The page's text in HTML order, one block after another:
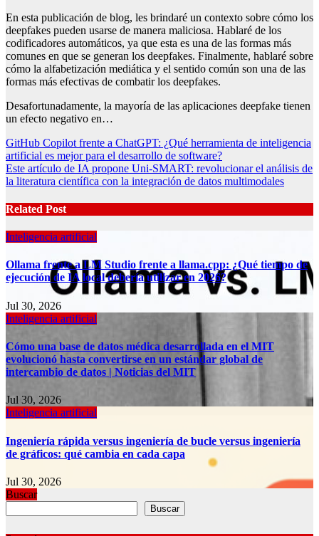
En esta publicación de blog, les brindaré un contexto sobre cómo los
deepfakes pueden usarse de manera maliciosa. Hablaré de los
codificadores automáticos, ya que esta es una de las formas más
comunes en que se generan los deepfakes. Finalmente, hablaré sobre
cómo la alfabetización mediática y el sentido común son una de las
formas más efectivas de combatir los deepfakes.
Desafortunadamente, la mayoría de las aplicaciones deepfake tienen
un efecto negativo en…
Post
navigation
GitHub Copilot frente a ChatGPT: ¿Qué herramienta de inteligencia
artificial es mejor para el desarrollo de software?
Este artículo de IA propone Uni-SMART: revolucionar el análisis de
la literatura científica con la integración de datos multimodales
Related Post
Inteligencia artificial
Ollama frente a LM Studio frente a llama.cpp: ¿Qué tiempo de
ejecución de IA local debería utilizar en 2026?
Jul 30, 2026
Inteligencia artificial
Cómo una base de datos médica desarrollada en el MIT
evolucionó hasta convertirse en un estándar global de
intercambio de datos | Noticias del MIT
Jul 30, 2026
Inteligencia artificial
Ingeniería rápida versus ingeniería de bucle versus ingeniería
de gráficos: qué cambia en cada capa
Jul 30, 2026
Buscar
Buscar